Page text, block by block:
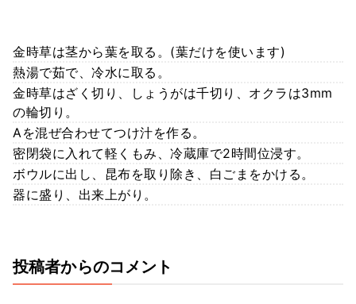
金時草は茎から葉を取る。(葉だけを使います)
熱湯で茹で、冷水に取る。
金時草はざく切り、しょうがは千切り、オクラは3mm
の輪切り。
Aを混ぜ合わせてつけ汁を作る。
密閉袋に入れて軽くもみ、冷蔵庫で2時間位浸す。
ボウルに出し、昆布を取り除き、白ごまをかける。
器に盛り、出来上がり。
投稿者からのコメント